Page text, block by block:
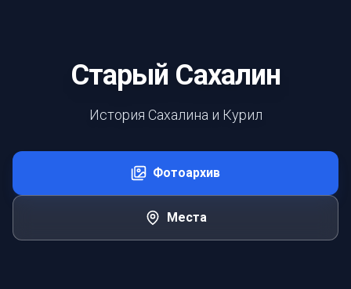
Старый Сахалин
История Сахалина и Курил
Фотоархив
Места